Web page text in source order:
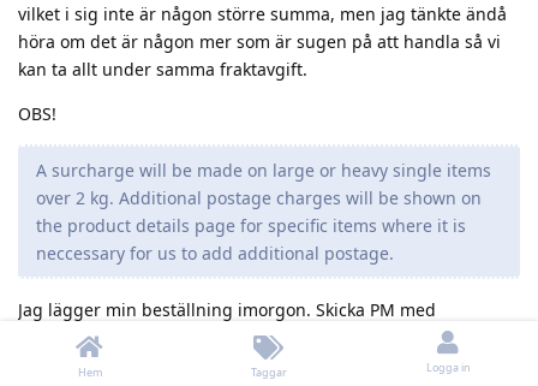
vilket i sig inte är någon större summa, men jag tänkte ändå
höra om det är någon mer som är sugen på att handla så vi
kan ta allt under samma fraktavgift.
OBS!
A surcharge will be made on large or heavy single items
over 2 kg. Additional postage charges will be shown on
the product details page for specific items where it is
neccessary for us to add additional postage.
Jag lägger min beställning imorgon. Skicka PM med
produktkod och glöm inte att skriva storlek samt att kolla om
storleken finns tillgänglig.
Hem Taggar Logga in